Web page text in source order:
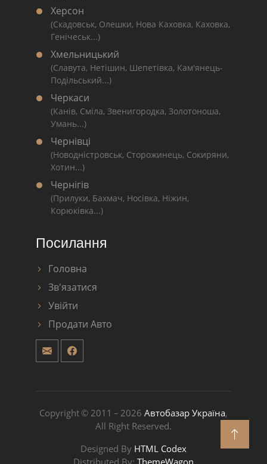
Херсон
(Скадовськ, Олешки, Нова Каховка, Каховка,
Генічеськ...)
Хмельницький
(Славута, Нетішин, Шепетівка, Кам'янець-
Подільський...)
Черкаси
(Канів, Сміла, Звенигородка, Золотоноша,
Умань...)
Чернівці
(Новодністровськ, Сторожинець, Сокиряни,
Хотин...)
Чернігів
(Прилуки, Бахмач, Носівка, Ніжин,
Корюківка...)
Посилання
Головна
Зв'язатися
Увійти
Продати Авто
Copyright © 2011 – 2026 Автобазар Україна,
All Right Reserved.
Designed By HTML Codex